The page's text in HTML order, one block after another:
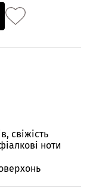
свіжість
ноти